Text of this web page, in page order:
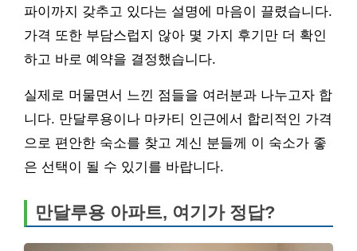
파이까지 갖추고 있다는 설명에 마음이 끌렸습니다.
가격 또한 부담스럽지 않아 몇 가지 후기만 더 확인
하고 바로 예약을 결정했습니다.
실제로 머물면서 느낀 점들을 여러분과 나누고자 합
니다. 만달루용이나 마카티 인근에서 합리적인 가격
으로 편안한 숙소를 찾고 계신 분들께 이 숙소가 좋
은 선택이 될 수 있기를 바랍니다.
만달루용 아파트, 여기가 정답?